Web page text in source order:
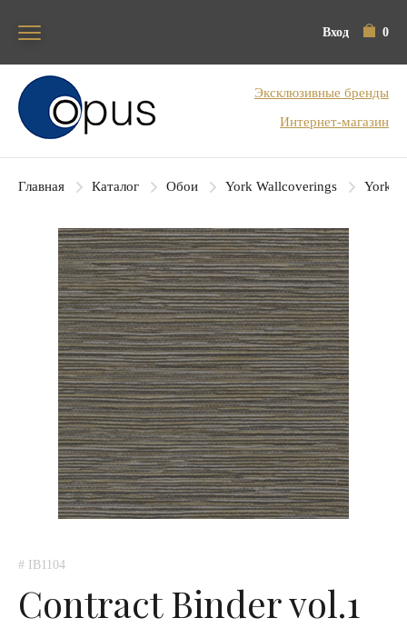
Вход 0
Блок поиска
Эксклюзивные бренды
Интернет-магазин
Главная Каталог Обои York Wallcoverings York
# IB1104
Contract Binder vol.1